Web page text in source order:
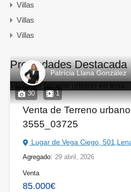
Villas
Villas
Villas
Propiedades Destacada
30 1
Patrícia Llana González
Venta de Terreno
3555_03725
Lugar de Vega Ciego,
Agregado: 29 abril, 2026
Venta
85.000€